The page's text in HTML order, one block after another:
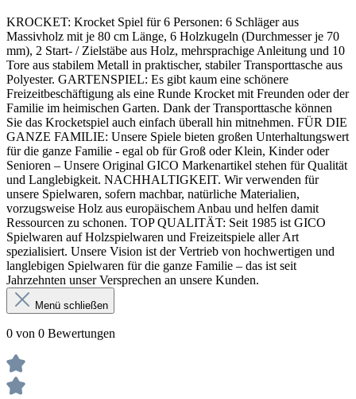
KROCKET: Krocket Spiel für 6 Personen: 6 Schläger aus
Massivholz mit je 80 cm Länge, 6 Holzkugeln (Durchmesser je 70
mm), 2 Start- / Zielstäbe aus Holz, mehrsprachige Anleitung und 10
Tore aus stabilem Metall in praktischer, stabiler Transporttasche aus
Polyester. GARTENSPIEL: Es gibt kaum eine schönere
Freizeitbeschäftigung als eine Runde Krocket mit Freunden oder der
Familie im heimischen Garten. Dank der Transporttasche können
Sie das Krocketspiel auch einfach überall hin mitnehmen. FÜR DIE
GANZE FAMILIE: Unsere Spiele bieten großen Unterhaltungswert
für die ganze Familie - egal ob für Groß oder Klein, Kinder oder
Senioren – Unsere Original GICO Markenartikel stehen für Qualität
und Langlebigkeit. NACHHALTIGKEIT. Wir verwenden für
unsere Spielwaren, sofern machbar, natürliche Materialien,
vorzugsweise Holz aus europäischem Anbau und helfen damit
Ressourcen zu schonen. TOP QUALITÄT: Seit 1985 ist GICO
Spielwaren auf Holzspielwaren und Freizeitspiele aller Art
spezialisiert. Unsere Vision ist der Vertrieb von hochwertigen und
langlebigen Spielwaren für die ganze Familie – das ist seit
Jahrzehnten unser Versprechen an unsere Kunden.
Menü schließen
0 von 0 Bewertungen